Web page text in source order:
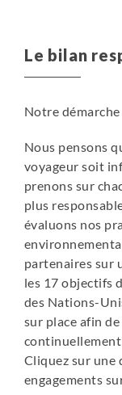
uniquement à
ne garantit en
vue. Les
Le bilan
Notre démarche
Nous pensons
voyageur soit
prenons sur
plus
évaluons nos
partenaires sur
les 17 objectifs
des Nations-
sur place afin
Cliquez sur une
engagements